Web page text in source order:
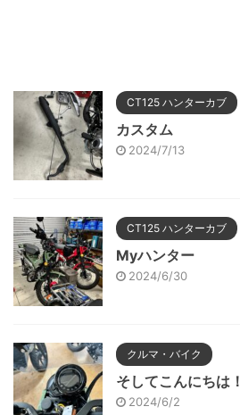
CT125 ハンターカブ
カスタム
2024/7/13
CT125 ハンターカブ
Myハンター
2024/6/30
クルマ・バイク
そしてこんにちは！
2024/6/2